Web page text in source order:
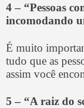
4 – “Pessoas
incomodando
É muito
tudo que as
assim você
5 – “A raiz do